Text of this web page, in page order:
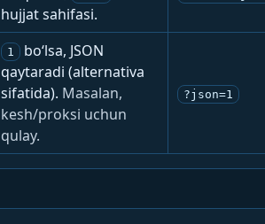
hujjat sahifasi.
1
bo‘lsa, JSON
qaytaradi (alternativa
sifatida). Masalan,
kesh/proksi uchun
qulay.
?json=1